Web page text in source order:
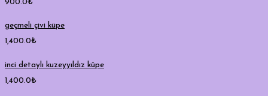
900.0₺
geçmeli çivi küpe
1,400.0₺
inci detaylı kuzeyyıldız küpe
1,400.0₺